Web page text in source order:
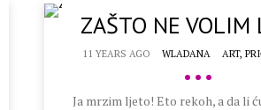
ZAŠTO NE VOLIM
11 YEARS AGO WLADANA ART,
•••
Ja mrzim ljeto! Eto rekoh, a da li